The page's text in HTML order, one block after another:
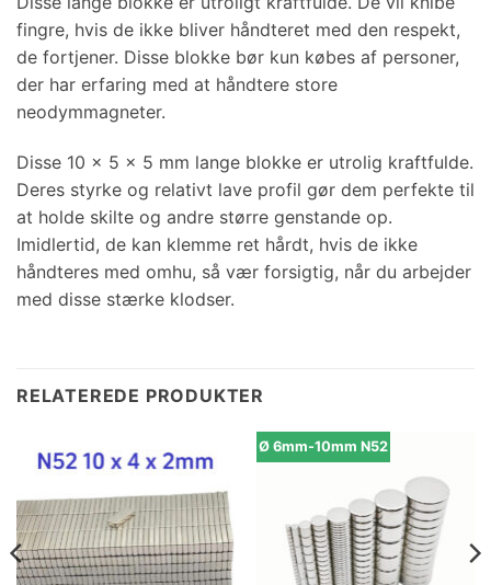
fingre, hvis de ikke bliver håndteret med den respekt,
de fortjener. Disse blokke bør kun købes af personer,
der har erfaring med at håndtere store
neodymmagneter.
Disse 10 x 5 x 5 mm lange blokke er utrolig kraftfulde.
Deres styrke og relativt lave profil gør dem perfekte til
at holde skilte og andre større genstande op.
Imidlertid, de kan klemme ret hårdt, hvis de ikke
håndteres med omhu, så vær forsigtig, når du arbejder
med disse stærke klodser.
RELATEREDE PRODUKTER
Ø 6mm-10mm N52